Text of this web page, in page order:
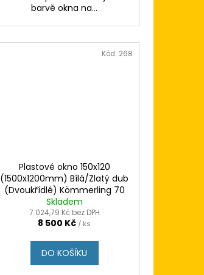
barvě okna na...
Plastové okno 150x120
(1500x1200mm) Bílá/Zlatý dub
(Dvoukřídlé) Kömmerling 70
AD
Skladem
7 024,79 Kč bez DPH
8 500 Kč / ks
DO KOŠÍKU
Kód: 268